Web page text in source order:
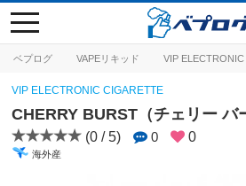
ベプログ VAPEリキッド VIP
toggle
navigation
VIP ELECTRONIC CIGARETTE
CHERRY BURST（チェリー バ
(0 / 5) 0 0
海外産